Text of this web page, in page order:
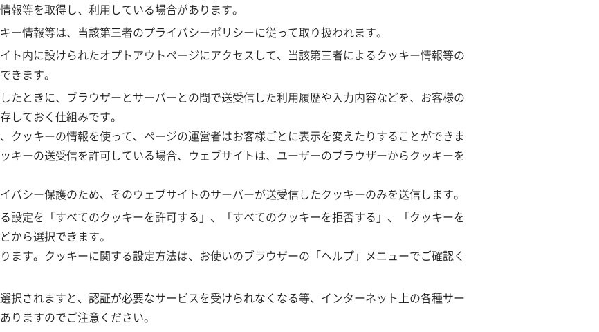
報等を取得し、利用している場合があります。
ー情報等は、当該第三者のプライバシーポリシーに従って取り扱われます。
ト内に設けられたオプトアウトページにアクセスして、当該第三者によるクッキー情報等の
きます。
たときに、ブラウザーとサーバーとの間で送受信した利用履歴や入力内容などを、お客様の
しておく仕組みです。
クッキーの情報を使って、ページの運営者はお客様ごとに表示を変えたりすることができま
キーの送受信を許可している場合、ウェブサイトは、ユーザーのブラウザーからクッキーを
バシー保護のため、そのウェブサイトのサーバーが送受信したクッキーのみを送信します。
設定を「すべてのクッキーを許可する」、「すべてのクッキーを拒否する」、「クッキーを
から選択できます。
ます。クッキーに関する設定方法は、お使いのブラウザーの「ヘルプ」メニューでご確認く
択されますと、認証が必要なサービスを受けられなくなる等、インターネット上の各種サー
りますのでご注意ください。